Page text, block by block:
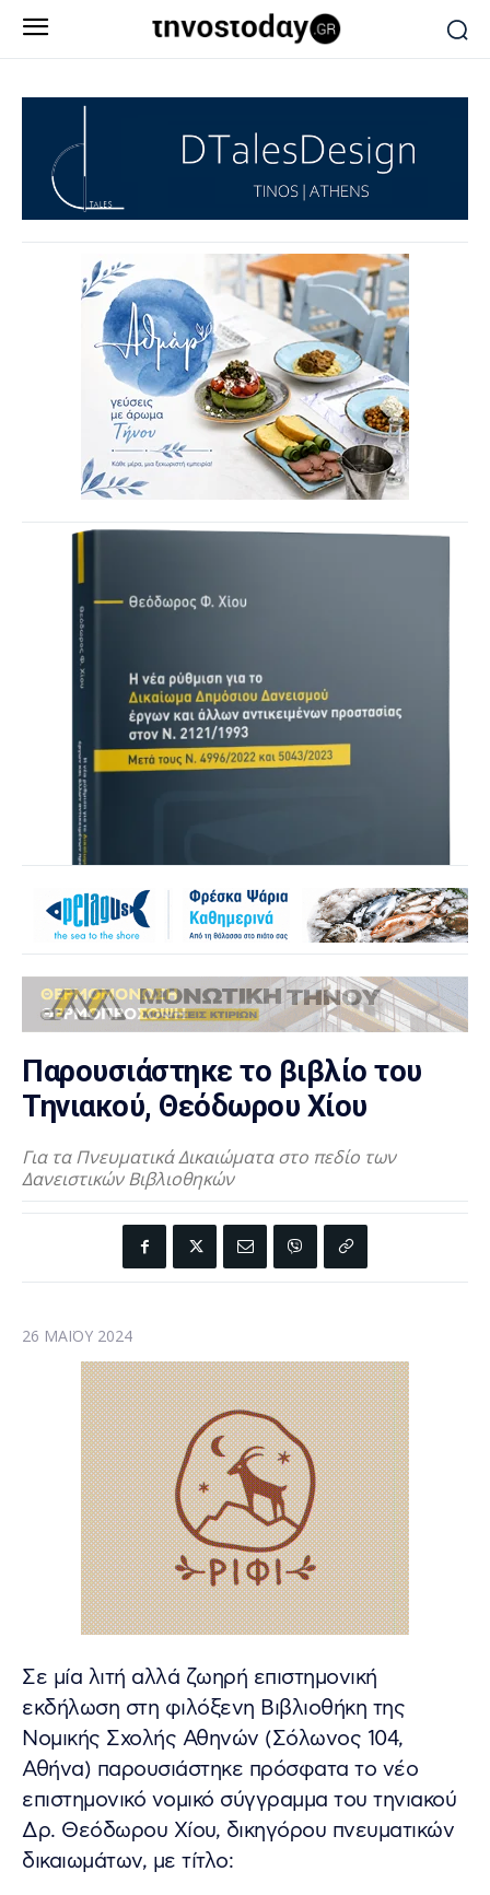
Παρουσιάστηκε το βιβλίο του
Τηνιακού, Θεόδωρου Χίου
Για τα Πνευματικά Δικαιώματα στο πεδίο των
Δανειστικών Βιβλιοθηκών
26 ΜΑΪ́ΟΥ 2024
Σε μία λιτή αλλά ζωηρή επιστημονική
εκδήλωση στη φιλόξενη Βιβλιοθήκη της
Νομικής Σχολής Αθηνών (Σόλωνος 104,
Αθήνα) παρουσιάστηκε πρόσφατα το νέο
επιστημονικό νομικό σύγγραμμα του τηνιακού
Δρ. Θεόδωρου Χίου, δικηγόρου πνευματικών
δικαιωμάτων, με τίτλο: